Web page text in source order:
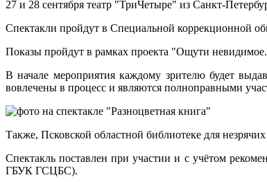
27 и 28 сентября театр "ТриЧетыре" из Санкт-
Спектакли пройдут в Специальной коррекционной
Показы пройдут в рамках проекта "Ощути
В начале мероприятия каждому зрителю будет
вовлечены в процесс и являются полноправными
Также, Псковской областной библиотеке для
Спектакль поставлен при участии и с учётом
ГБУК ГСЦБС).